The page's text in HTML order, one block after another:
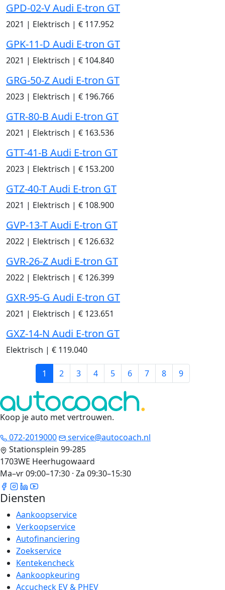
GPD-02-V Audi E-tron GT
2021 | Elektrisch | € 117.952
GPK-11-D Audi E-tron GT
2021 | Elektrisch | € 104.840
GRG-50-Z Audi E-tron GT
2023 | Elektrisch | € 196.766
GTR-80-B Audi E-tron GT
2021 | Elektrisch | € 163.536
GTT-41-B Audi E-tron GT
2023 | Elektrisch | € 153.200
GTZ-40-T Audi E-tron GT
2021 | Elektrisch | € 108.900
GVP-13-T Audi E-tron GT
2022 | Elektrisch | € 126.632
GVR-26-Z Audi E-tron GT
2022 | Elektrisch | € 126.399
GXR-95-G Audi E-tron GT
2021 | Elektrisch | € 123.651
GXZ-14-N Audi E-tron GT
Elektrisch | € 119.040
1 2 3 4 5 6 7 8 9
Koop je auto met vertrouwen.
072-2019000
service@autocoach.nl
Stationsplein 99-285
1703WE Heerhugowaard
Ma–vr 09:00–17:30 · Za 09:30–15:30
Diensten
Aankoopservice
Verkoopservice
Autofinanciering
Zoekservice
Kentekencheck
Aankoopkeuring
Accucheck EV & PHEV